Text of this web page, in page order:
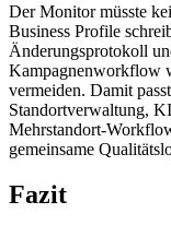
Der Monitor müsste
Business Profile
Änderungsprotokoll
Kampagnenworkflow
vermeiden. Damit
Standortverwaltung,
Mehrstandort-
gemeinsame
Fazit